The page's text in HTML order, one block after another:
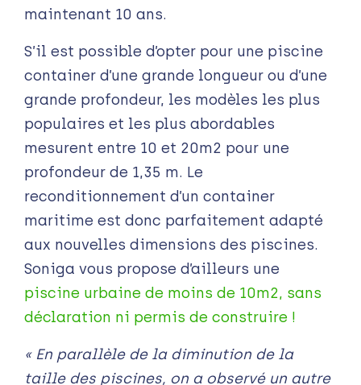
maintenant 10 ans.
S’il est possible d’opter pour une piscine
container d’une grande longueur ou d’une
grande profondeur, les modèles les plus
populaires et les plus abordables
mesurent entre 10 et 20m2 pour une
profondeur de 1,35 m. Le
reconditionnement d’un container
maritime est donc parfaitement adapté
aux nouvelles dimensions des piscines.
Soniga vous propose d’ailleurs une
piscine urbaine de moins de 10m2, sans
déclaration ni permis de construire !
« En parallèle de la diminution de la
taille des piscines, on a observé un autre